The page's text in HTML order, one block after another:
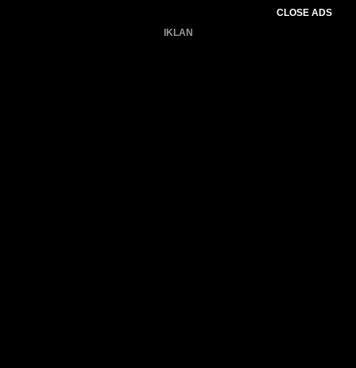
CLOSE ADS
IKLAN